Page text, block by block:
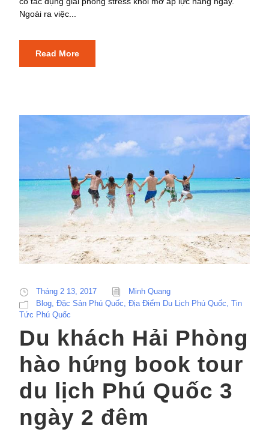
Ngoài ra việc...
Read More
Tháng 2 13, 2017
Minh Quang
Blog, Đặc Sản Phú Quốc, Địa Điểm Du Lịch Phú Quốc, Tin
Tức Phú Quốc
Du khách Hải Phòng
hào hứng book tour
du lịch Phú Quốc 3
ngày 2 đêm